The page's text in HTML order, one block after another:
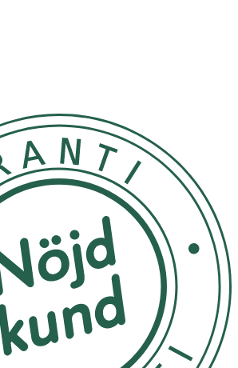
Förbättra
Skyddar mot
stärker håret mot yttre påfrestningar.
Grönt kaviar: Rik på antioxidanter,
och vård. Fermenterad
balanserar mikrobiomet
hårbotten.
vått hår och fördela jämnt. Kamma
att reda ut håret. Massera in i
Skölj noggrant. För bästa
med ROH Daily Hair Tonic.
Undvik kontakt med ögonen.
Avbryt användning vid
läkare vid behov.
i rumstemperatur (ca. 15-25°C).
och direkt solljus, vilket kan förstöra